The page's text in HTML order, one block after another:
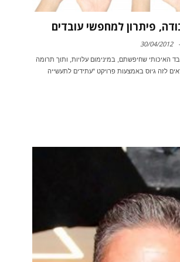
פיתרון למחפשי עובדים
-
30/04/2012
האיכותי שחיפשתם, במינימום עלויות, ותוך תרומה
לזה גיוס באמצעות פרויקט "עתידים לתעשייה